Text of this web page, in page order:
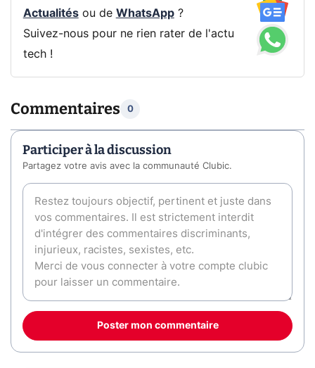
Actualitésou de WhatsApp?
Suivez-nous pour ne rien rater de l'actu
tech !
Commentaires 0
Participer à la discussion
Partagez votre avis avec la communauté Clubic.
Poster mon commentaire